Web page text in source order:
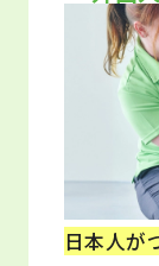
日本人が